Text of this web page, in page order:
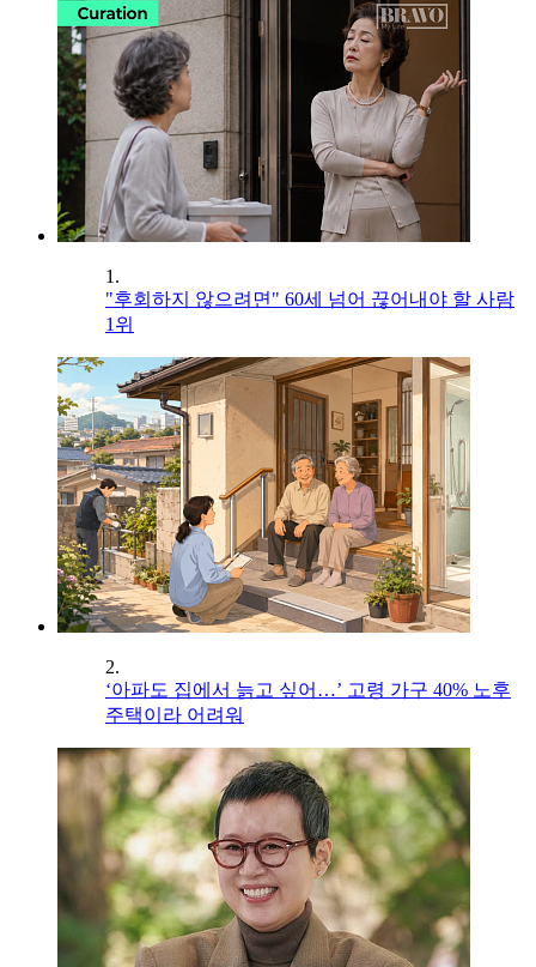
1.
"후회하지 않으려면" 60세 넘어 끊어내야 할 사람
1위
2.
‘아파도 집에서 늙고 싶어…’ 고령 가구 40% 노후
주택이라 어려워